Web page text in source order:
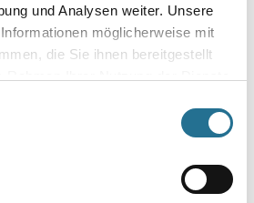
und Analysen weiter. Unsere
möglicherweise mit
die Sie ihnen bereitgestellt